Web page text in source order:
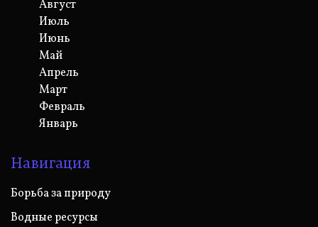
Август
Июль
Июнь
Май
Апрель
Март
Февраль
Январь
Навигация
Борьба за природу
Водные ресурсы